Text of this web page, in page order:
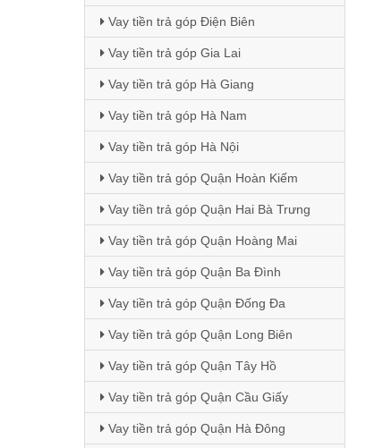
Vay tiền trả góp Điện Biên
Vay tiền trả góp Gia Lai
Vay tiền trả góp Hà Giang
Vay tiền trả góp Hà Nam
Vay tiền trả góp Hà Nội
Vay tiền trả góp Quận Hoàn Kiếm
Vay tiền trả góp Quận Hai Bà Trưng
Vay tiền trả góp Quận Hoàng Mai
Vay tiền trả góp Quận Ba Đình
Vay tiền trả góp Quận Đống Đa
Vay tiền trả góp Quận Long Biên
Vay tiền trả góp Quận Tây Hồ
Vay tiền trả góp Quận Cầu Giấy
Vay tiền trả góp Quận Hà Đông